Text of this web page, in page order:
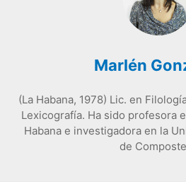
Marlén
(La Habana, 1978) Lic. en
Lexicografía. Ha sido profesora
Habana e investigadora en la
de